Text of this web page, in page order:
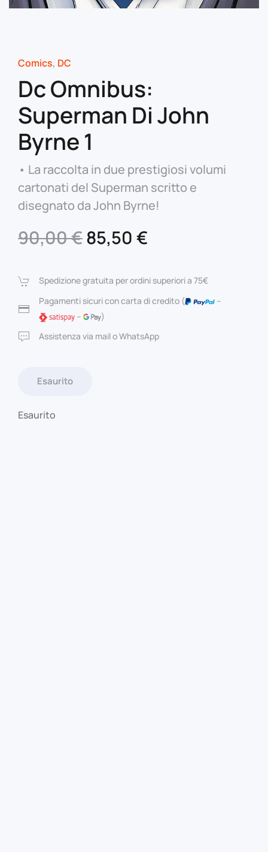
Comics, DC
Dc Omnibus:
Superman Di John
Byrne 1
• La raccolta in due prestigiosi volumi
cartonati del Superman scritto e
disegnato da John Byrne!
90,00€Il
originale
era:
90,00 €.
85,50 €
attuale
è:
Spedizione gratuita per ordini superiori a 75€
Pagamenti sicuri con carta di credito (
–
–
)
Assistenza via mail o WhatsApp
Esaurito
Esaurito